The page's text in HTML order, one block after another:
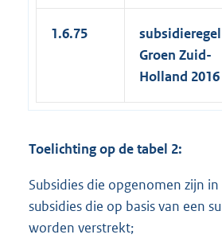
1.6.75
Groen Zuid-
Holland 2016
Toelichting op de tabel 2:
Subsidies die opgenomen zijn
subsidies die op basis van een
worden verstrekt;